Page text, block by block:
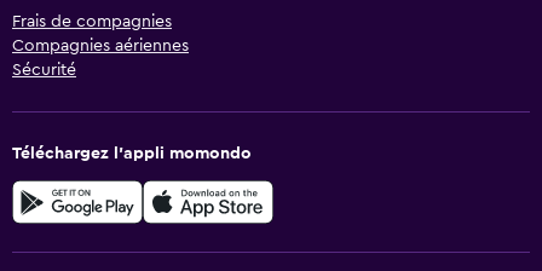
Frais de compagnies
Compagnies aériennes
Sécurité
Téléchargez l’appli momondo